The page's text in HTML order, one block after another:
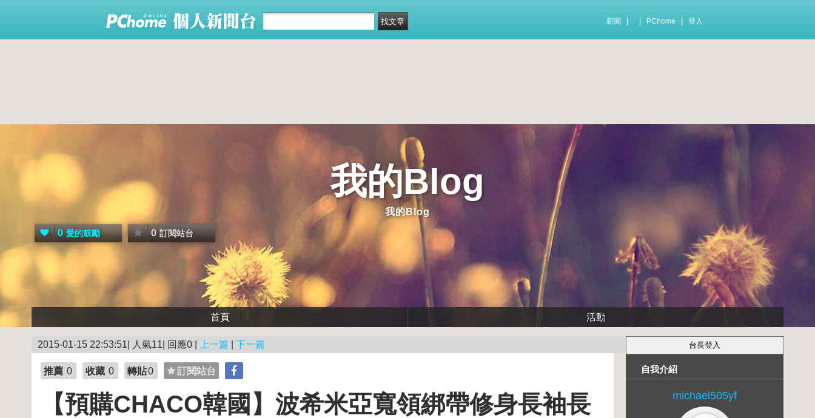
新聞 PChome 登入
我的Blog
我的Blog
0 愛的鼓勵 0 訂閱站台
首頁 活動
2015-01-15 22:53:51| 人氣11| 回應0 | 上一篇 下一篇
推薦 0 收藏 0 轉貼0 訂閱站台
【預購CHACO韓國】波希米亞寬領綁帶修身長袖長
自我介紹
michael505yf